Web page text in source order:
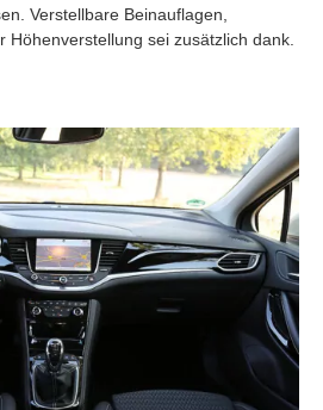
Verstellbare Beinauflagen,
Höhenverstellung sei zusätzlich dank.